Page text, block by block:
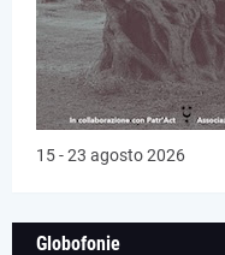
15 - 23 agosto 2026
Globofonie